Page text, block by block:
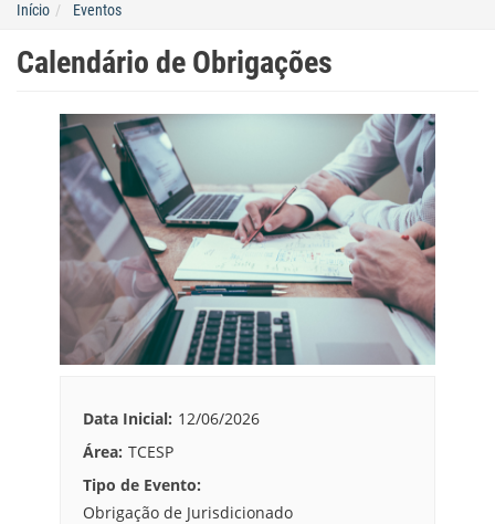
Início Eventos
Calendário de Obrigações
Data Inicial: 12/06/2026
Área: TCESP
Tipo de Evento:
Obrigação de Jurisdicionado